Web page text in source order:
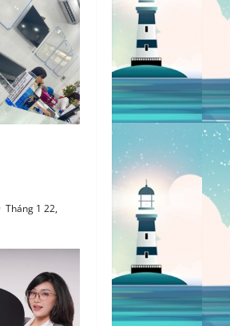
Tháng 1 22,